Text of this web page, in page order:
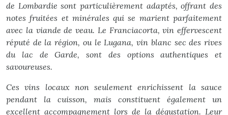
de Lombardie sont particulièrement adaptés, offrant des
notes fruitées et minérales qui se marient parfaitement
avec la viande de veau. Le Franciacorta, vin effervescent
réputé de la région, ou le Lugana, vin blanc sec des rives
du lac de Garde, sont des options authentiques et
savoureuses.
Ces vins locaux non seulement enrichissent la sauce
pendant la cuisson, mais constituent également un
excellent accompagnement lors de la dégustation. Leur